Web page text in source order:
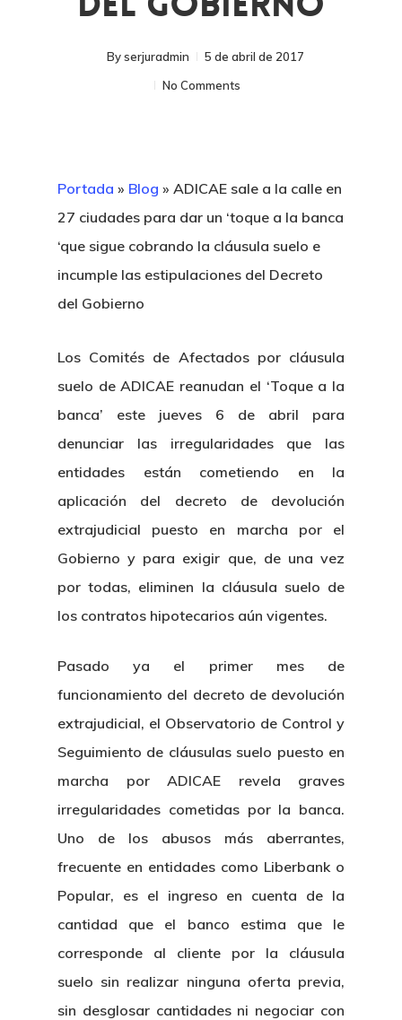
Byserjuradmin
5 de abril de 2017
No Comments
Portada » Blog » ADICAE sale a la calle en
27 ciudades para dar un ‘toque a la banca
‘que sigue cobrando la cláusula suelo e
incumple las estipulaciones del Decreto
del Gobierno
Los Comités de Afectados por cláusula
suelo de ADICAE reanudan el ‘Toque a la
banca’ este jueves 6 de abril para
denunciar las irregularidades que las
entidades están cometiendo en la
aplicación del decreto de devolución
extrajudicial puesto en marcha por el
Gobierno y para exigir que, de una vez
por todas, eliminen la cláusula suelo de
los contratos hipotecarios aún vigentes.
Pasado ya el primer mes de
funcionamiento del decreto de devolución
extrajudicial, el Observatorio de Control y
Seguimiento de cláusulas suelo puesto en
marcha por ADICAE revela graves
irregularidades cometidas por la banca.
Uno de los abusos más aberrantes,
frecuente en entidades como Liberbank o
Popular, es el ingreso en cuenta de la
cantidad que el banco estima que le
corresponde al cliente por la cláusula
suelo sin realizar ninguna oferta previa,
sin desglosar cantidades ni negociar con